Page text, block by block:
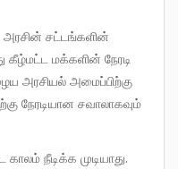
மக்களின் நேரடி
அரசியல் அமைப்பிற்கு
நேரடியான சவாலாகவும்